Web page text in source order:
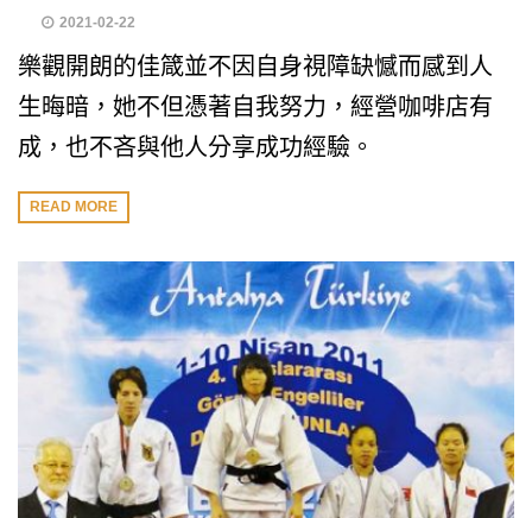
2021-02-22
樂觀開朗的佳箴並不因自身視障缺憾而感到人
生晦暗，她不但憑著自我努力，經營咖啡店有
成，也不吝與他人分享成功經驗。
READ MORE